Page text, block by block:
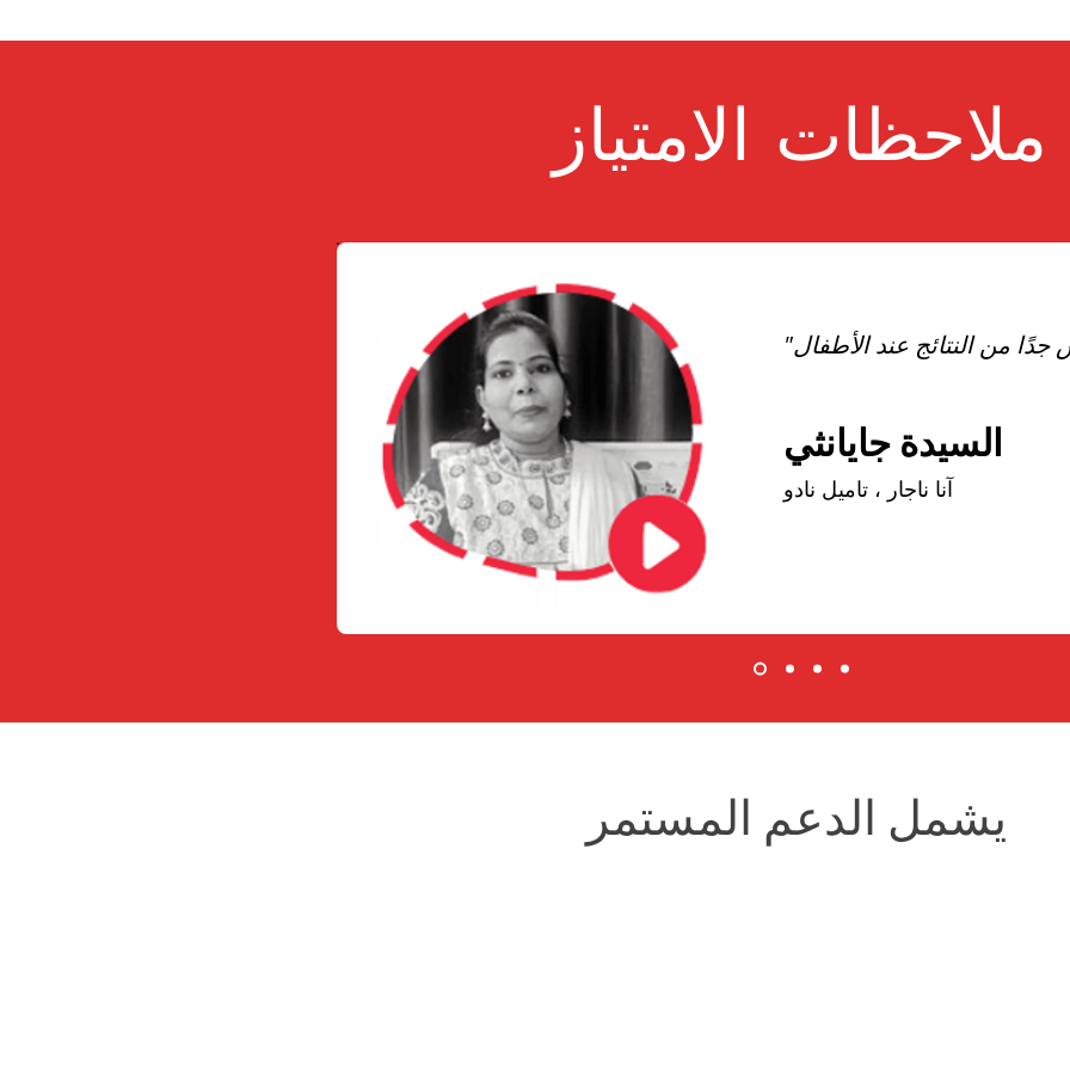
ملاحظات الامتياز
السيدة جايانثي
آنا ناجار ، تاميل نادو
يشمل الدعم المستمر